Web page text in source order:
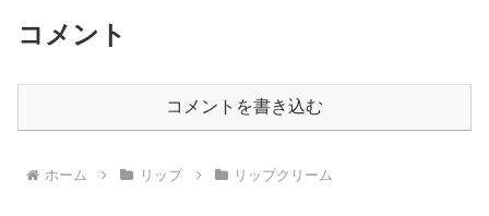
コメント
コメントを書き込む
ホーム リップ リップクリーム